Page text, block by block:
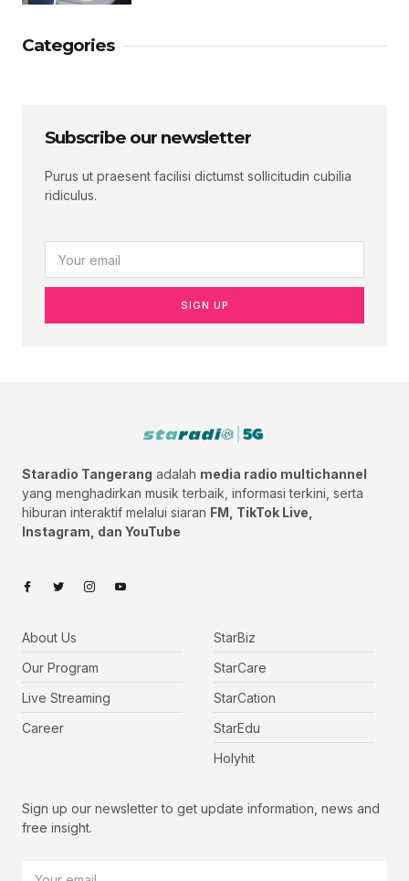
Categories
Subscribe our newsletter
Purus ut praesent facilisi dictumst sollicitudin cubilia
ridiculus.
SIGN UP
Staradio Tangerang adalah media radio multichannel
yang menghadirkan musik terbaik, informasi terkini, serta
hiburan interaktif melalui siaran FM, TikTok Live,
Instagram, dan YouTube
About Us
Our Program
Live Streaming
Career
StarBiz
StarCare
StarCation
StarEdu
Holyhit
Sign up our newsletter to get update information, news and
free insight.